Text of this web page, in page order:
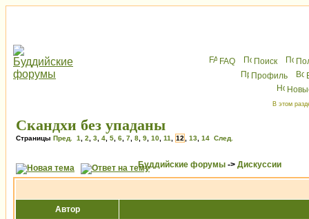
FAQ Поиск
Профиль
В этом
Скандхи без упаданы
Страницы Пред. 1 2 3 4 5 6 7 8 9 10 11 12 13 14 След.
Буддийские форумы -> Дискуссии
Автор